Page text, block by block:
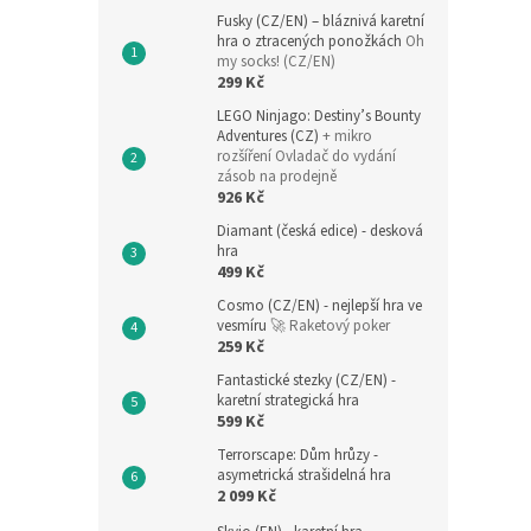
Fusky (CZ/EN) – bláznivá karetní
hra o ztracených ponožkách Oh
my socks! (CZ/EN)
299 Kč
LEGO Ninjago: Destiny’s Bounty
Adventures (CZ) + mikro
rozšíření Ovladač do vydání
zásob na prodejně
926 Kč
Diamant (česká edice) - desková
hra
499 Kč
Cosmo (CZ/EN) - nejlepší hra ve
vesmíru 🚀 Raketový poker
259 Kč
Fantastické stezky (CZ/EN) -
karetní strategická hra
599 Kč
Terrorscape: Dům hrůzy -
asymetrická strašidelná hra
2 099 Kč